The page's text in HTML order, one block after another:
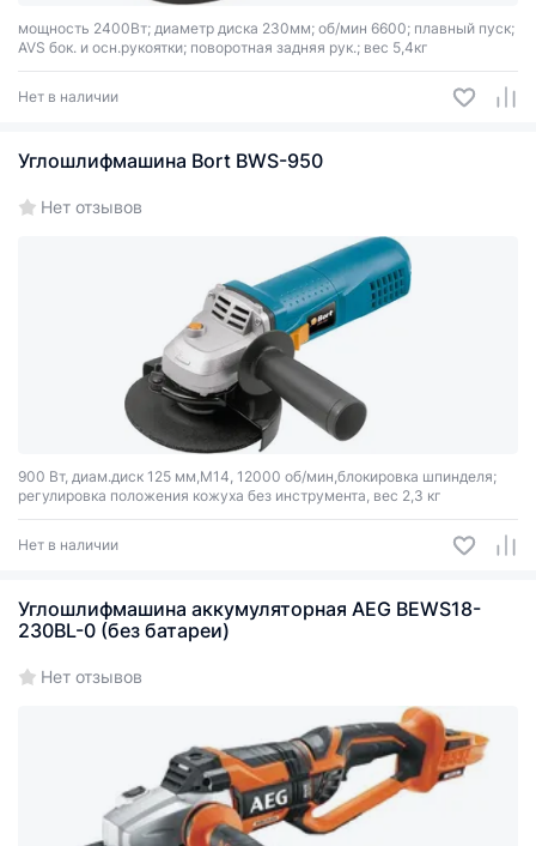
мощность 2400Вт; диаметр диска 230мм; об/мин 6600; плавный пуск;
AVS бок. и осн.рукоятки; поворотная задняя рук.; вес 5,4кг
Нет в наличии
Углошлифмашина Bort BWS-950
Нет отзывов
900 Вт, диам.диск 125 мм,М14, 12000 об/мин,блокировка шпинделя;
регулировка положения кожуха без инструмента, вес 2,3 кг
Нет в наличии
Углошлифмашина аккумуляторная AEG BEWS18-
230BL-0 (без батареи)
Нет отзывов